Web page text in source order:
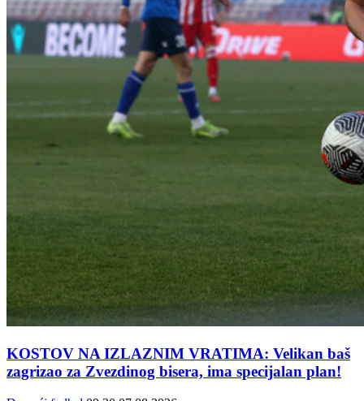
KOSTOV NA IZLAZNIM VRATIMA: Velikan baš
zagrizao za Zvezdinog bisera, ima specijalan plan!